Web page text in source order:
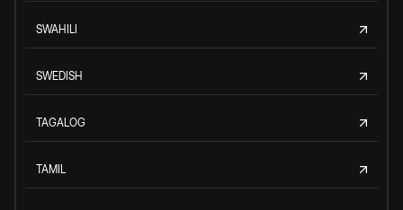
SWAHILI
SWEDISH
TAGALOG
TAMIL